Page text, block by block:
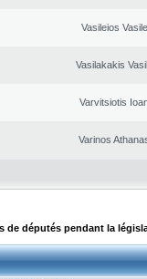
Vasileios
Vasilakakis
Varvitsiotis
Varinos
de députés pendant la